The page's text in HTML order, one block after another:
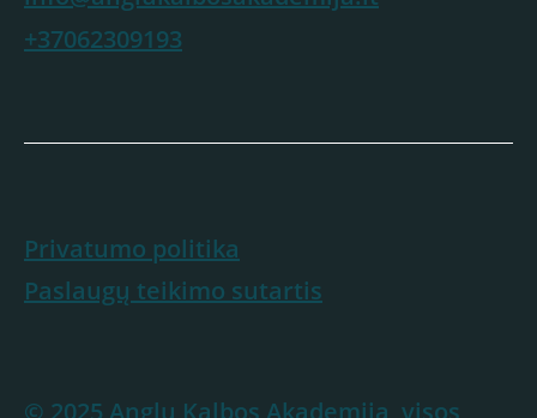
Privatumo politika
Paslaugų teikimo sutartis
+37062309193